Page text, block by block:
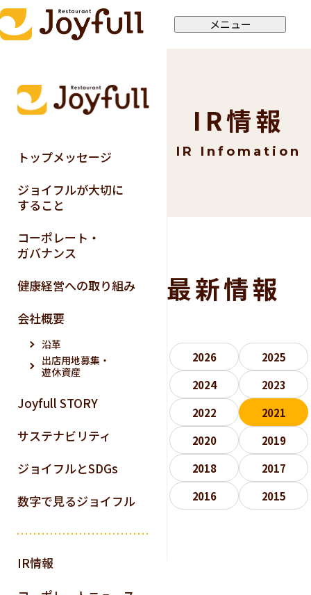
メニュー
トップメッセージ
ジョイフルが大切に
すること
コーポレート・
ガバナンス
健康経営への取り組み
会社概要
沿革
出店用地募集・
遊休資産
Joyfull STORY
サステナビリティ
ジョイフルとSDGs
数字で見るジョイフル
IR情報
IR情報
IR Infomation
最新情報
2026
2025
2024
2023
2022
2021
2020
2019
2018
2017
2016
2015